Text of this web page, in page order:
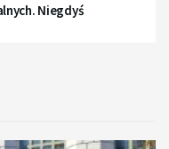
Niegdyś